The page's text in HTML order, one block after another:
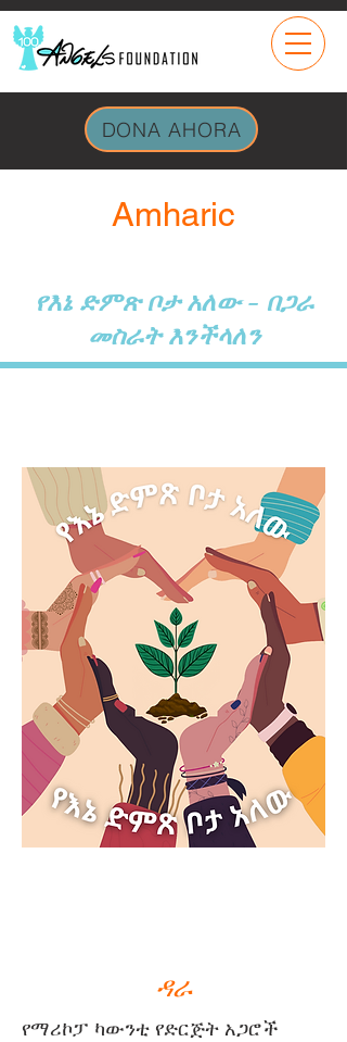
DONA AHORA
Amharic
የእኔ ድምጽ ቦታ አለው - በጋራ
መስራት እንችላለን
ዳራ
የማሪኮፓ ካውንቲ የድርጅት አጋሮች